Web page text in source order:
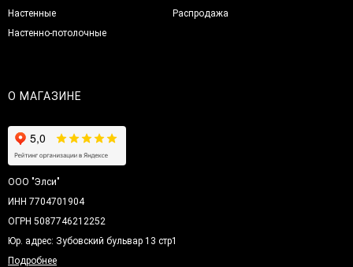
Настенные
Настенно-потолочные
Распродажа
О МАГАЗИНЕ
ООО "Элси"
ИНН 7704701904
ОГРН 5087746212252
Юр. адрес: Зубовский бульвар 13 стр1
Подробнее